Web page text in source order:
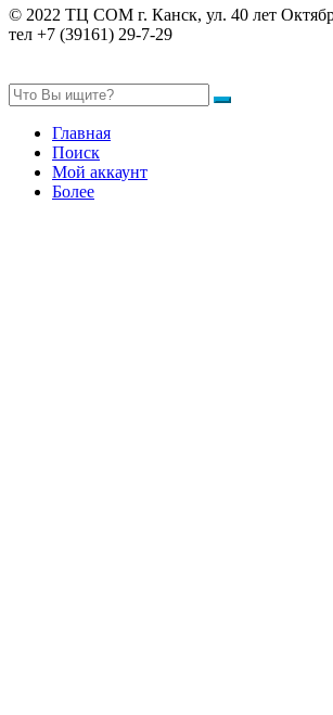
© 2022 ТЦ СОМ г. Канск, ул. 40 лет
тел +7 (39161) 29-7-29
Главная
Поиск
Мой аккаунт
Более